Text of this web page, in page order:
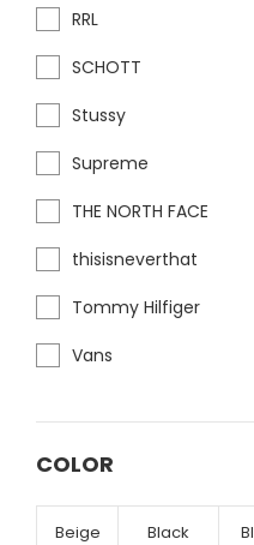
RRL
SCHOTT
Stussy
Supreme
THE NORTH FACE
thisisneverthat
Tommy Hilfiger
Vans
COLOR
Beige Black